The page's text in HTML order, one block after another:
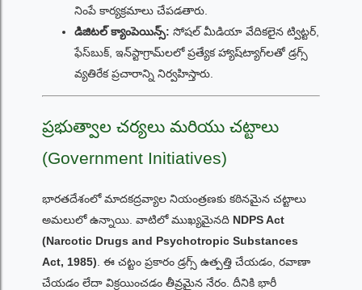
నింపే కార్యక్రమాలు చేపడతారు.
డిజిటల్ క్యాంపెయిన్స్: సోషల్ మీడియా వేదికలైన ట్విట్టర్,
ఫేస్‌బుక్, ఇన్‌స్టాగ్రామ్‌లలో ప్రత్యేక హ్యాష్‌ట్యాగ్‌లతో డ్రగ్స్
వ్యతిరేక ప్రచారాన్ని నిర్వహిస్తారు.
ప్రభుత్వాల చర్యలు మరియు చట్టాలు
(Government Initiatives)
భారతదేశంలో మాదకద్రవ్యాల నియంత్రణకు కఠినమైన చట్టాలు
అమలులో ఉన్నాయి. వాటిలో ముఖ్యమైనది NDPS Act
(Narcotic Drugs and Psychotropic Substances
Act, 1985) . ఈ చట్టం ప్రకారం డ్రగ్స్ ఉత్పత్తి చేయడం, రవాణా
చేయడం లేదా విక్రయించడం తీవ్రమైన నేరం. దీనికి భారీ